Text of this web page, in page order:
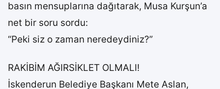
basın mensuplarına dağıtarak, Musa Kurşun’a
net bir soru sordu:
“Peki siz o zaman neredeydiniz?”
RAKİBİM AĞIRSİKLET OLMALI!
İskenderun Belediye Başkanı Mete Aslan,